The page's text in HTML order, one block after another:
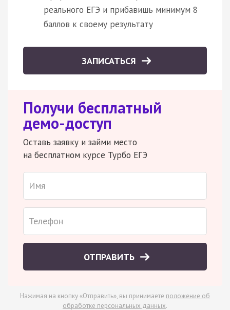
реального ЕГЭ и прибавишь минимум 8
баллов к своему результату
ЗАПИСАТЬСЯ
Получи бесплатный
демо-доступ
Оставь заявку и займи место
на бесплатном курсе Турбо ЕГЭ
ОТПРАВИТЬ
Нажимая на кнопку «Отправить», вы принимаете положение об
обработке персональных данных.